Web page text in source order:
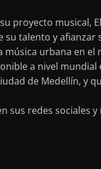
proyecto musical,
su talento y
música urbana en
a nivel
de Medellín, y
sus redes sociales